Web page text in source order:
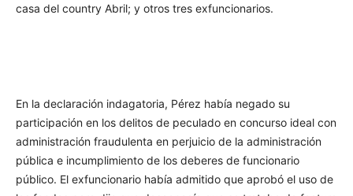
casa del country Abril; y otros tres exfuncionarios.
En la declaración indagatoria, Pérez había negado su
participación en los delitos de peculado en concurso ideal con
administración fraudulenta en perjuicio de la administración
pública e incumplimiento de los deberes de funcionario
público. El exfuncionario había admitido que aprobó el uso de